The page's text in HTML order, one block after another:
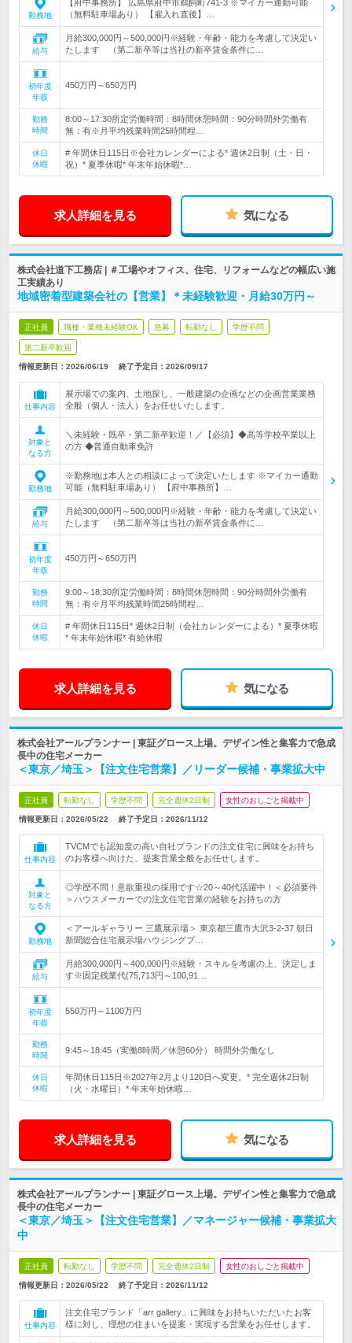
勤務地
【府中事務所】 広島県府中市鵜飼町741-3 ※マイカー通勤可能
（無料駐車場あり） 【雇入れ直後】…
給与
月給300,000円～500,000円※経験・年齢・能力を考慮して決定い
たします （第二新卒等は当社の新卒賃金条件に…
初年度
年収
450万円～650万円
勤務
時間
8:00～17:30所定労働時間：8時間休憩時間：90分時間外労働有
無：有※月平均残業時間25時間程…
休日
休暇
# 年間休日115日※会社カレンダーによる* 週休2日制（土・日・
祝）* 夏季休暇* 年末年始休暇*…
求人詳細を見る 気になる
株式会社道下工務店 | ＃工場やオフィス、住宅、リフォームなどの幅広い施
工実績あり
地域密着型建築会社の【営業】＊未経験歓迎・月給30万円～
正社員 職種・業種未経験OK 急募 転勤なし 学歴不問
第二新卒歓迎
情報更新日：2026/06/19 終了予定日： 2026/09/17
仕事内容
展示場での案内、土地探し、一般建築の企画などの企画営業業務
全般（個人・法人）をお任せいたします。
対象と
なる方
＼未経験・既卒・第二新卒歓迎！／【必須】◆高等学校卒業以上
の方 ◆普通自動車免許
勤務地
※勤務地は本人との相談によって決定いたします ※マイカー通勤
可能（無料駐車場あり） 【府中事務所】…
給与
月給300,000円～500,000円※経験・年齢・能力を考慮して決定い
たします （第二新卒等は当社の新卒賃金条件に…
初年度
年収
450万円～650万円
勤務
時間
9:00～18:30所定労働時間：8時間休憩時間：90分時間外労働有
無：有※月平均残業時間25時間程…
休日
休暇
# 年間休日115日* 週休2日制（会社カレンダーによる）* 夏季休暇
* 年末年始休暇* 有給休暇
求人詳細を見る 気になる
株式会社アールプランナー | 東証グロース上場。デザイン性と集客力で急成
長中の住宅メーカー
＜東京／埼玉＞【注文住宅営業】／リーダー候補・事業拡大中
正社員 転勤なし 学歴不問 完全週休2日制 女性のおしごと掲載中
情報更新日：2026/05/22 終了予定日： 2026/11/12
仕事内容
TVCMでも認知度の高い自社ブランドの注文住宅に興味をお持ち
のお客様へ向けた、提案営業全般をお任せします。
対象と
なる方
◎学歴不問！意欲重視の採用です☆20～40代活躍中！＜必須要件
＞ハウスメーカーでの注文住宅営業の経験をお持ちの方
勤務地
＜アールギャラリー 三鷹展示場＞ 東京都三鷹市大沢3-2-37 朝日
新聞総合住宅展示場ハウジングプ…
給与
月給300,000円～400,000円※経験・スキルを考慮の上、決定しま
す※固定残業代(75,713円～100,91…
初年度
年収
550万円～1100万円
勤務
時間
9:45～18:45（実働8時間／休憩60分） 時間外労働なし
休日
休暇
年間休日115日※2027年2月より120日へ変更。* 完全週休2日制
（火・水曜日）* 年末年始休暇…
求人詳細を見る 気になる
株式会社アールプランナー | 東証グロース上場。デザイン性と集客力で急成
長中の住宅メーカー
＜東京／埼玉＞【注文住宅営業】／マネージャー候補・事業拡大
中
正社員 転勤なし 学歴不問 完全週休2日制 女性のおしごと掲載中
情報更新日：2026/05/22 終了予定日： 2026/11/12
仕事内容
注文住宅ブランド「arr gallery」に興味をお持ちいただいたお客
様に対し、理想の住まいを提案・実現する営業をお任せします。